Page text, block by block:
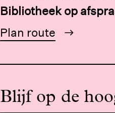
Bibliotheek op
Plan route
Blijf op de